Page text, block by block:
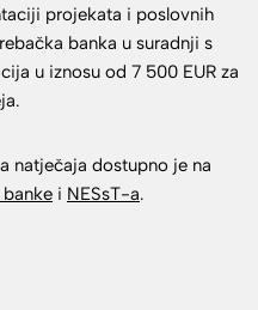
projekata i poslovnih
banka u suradnji s
u iznosu od 7 500 EUR za
natječaja dostupno je na
i NESsT-a.